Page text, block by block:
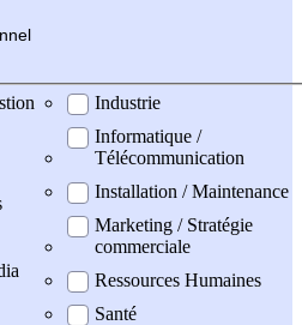
Industrie
Informatique /
Télécommunication
Installation / Maintenance
Marketing / Stratégie
commerciale
Ressources Humaines
Santé